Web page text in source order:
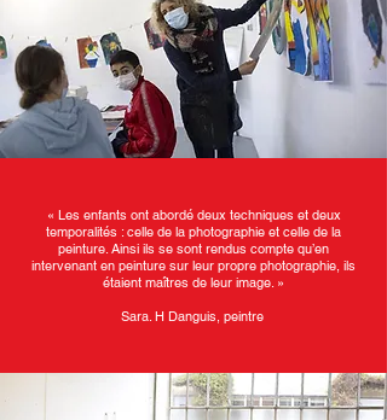
« Les enfants ont abordé deux techniques et deux
temporalités : celle de la photographie et celle de la
peinture. Ainsi ils se sont rendus compte qu’en
intervenant en peinture sur leur propre photographie, ils
étaient maîtres de leur image. »
Sara. H Danguis, peintre